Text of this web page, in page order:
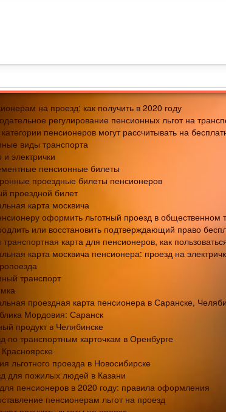
на проезд: как получить в 2020 году
регулирование пенсионных льгот на
пенсионеров могут рассчитывать на
виды транспорта
электрички
пенсионные билеты
проездные билеты пенсионеров
проездной билет
карта москвича
оформить льготный проезд в общественном
или восстановить подтверждающий право
карта для пенсионеров, как
карта москвича пенсионера: проезд на
транспорт
проездная карта пенсионера в Саранске,
Мордовия: Саранск
продукт в Челябинске
по транспортным карточкам в Оренбурге
льготного проезда в Новосибирске
для пожилых людей в Казани
пенсионеров в 2020 году: правила оформления
пенсионерам льгот на проезд